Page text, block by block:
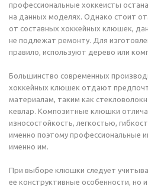
профессиональные хоккеисты
на данных моделях. Однако стоит
от составных хоккейных клюшек,
не подлежат ремонту. Для
правило, используют дерево или
Большинство современных
хоккейных клюшек отдают
материалам, таким как
кевлар. Композитные клюшки
износостойкость, легкостью,
именно поэтому профессиональные
именно им.
При выборе клюшки следует
ее конструктивные особенности, но